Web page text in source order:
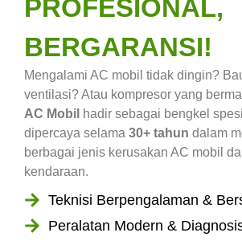
PROFESIONAL,
BERGARANSI!
Mengalami AC mobil tidak dingin?
ventilasi? Atau kompresor yang
AC Mobil hadir sebagai bengkel
dipercaya selama 30+ tahun dalam
berbagai jenis kerusakan AC mobil
kendaraan.
Teknisi Berpengalaman &
Peralatan Modern &